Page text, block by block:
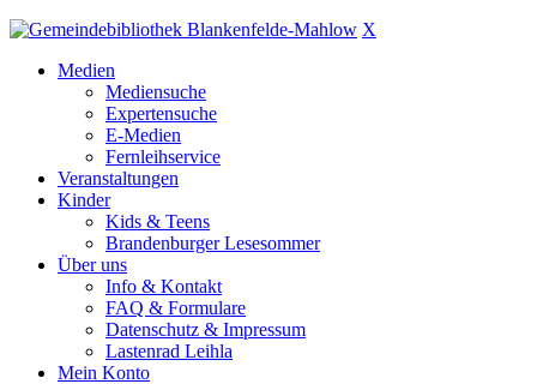
X
Medien
Mediensuche
Expertensuche
E-Medien
Fernleihservice
Veranstaltungen
Kinder
Kids & Teens
Brandenburger Lesesommer
Über uns
Info & Kontakt
FAQ & Formulare
Datenschutz & Impressum
Lastenrad Leihla
Mein Konto